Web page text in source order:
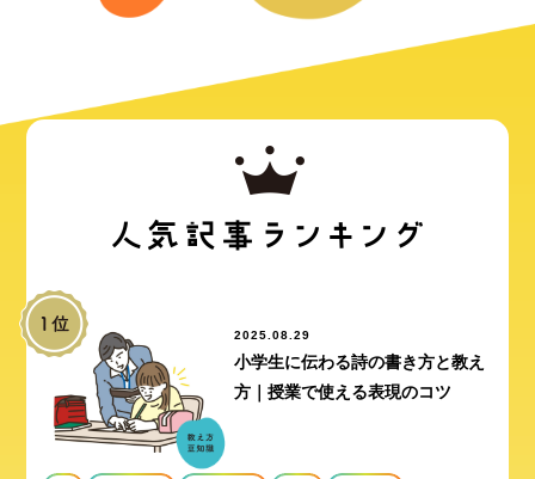
2025.08.29
小学生に伝わる詩の書き方と教え
方｜授業で使える表現のコツ